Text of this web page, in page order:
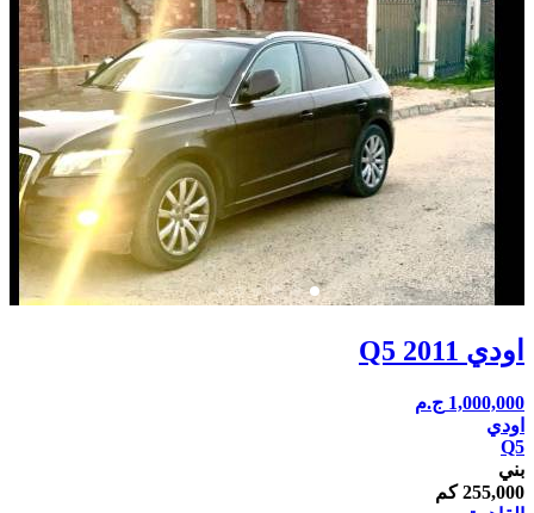
اودي Q5 2011
1,000,000 ج.م
اودي
Q5
بني
255,000 كم